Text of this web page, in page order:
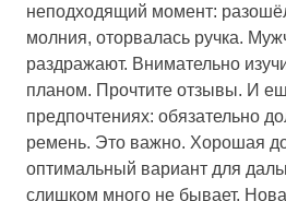
неподходящий момент:
молния, оторвалась ручка.
раздражают. Внимательно
планом. Прочтите отзывы. И
предпочтениях: обязательно
ремень. Это важно. Хорошая
оптимальный вариант для
слишком много не бывает.